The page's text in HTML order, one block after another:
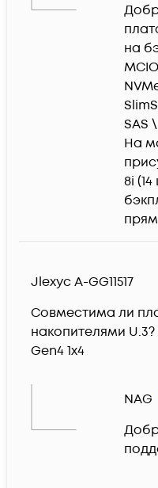
на
SAS
На
8i
Jlexyc A-GG11517
Совместима ли
накопителями U.3?
Gen4 1x4
NAG